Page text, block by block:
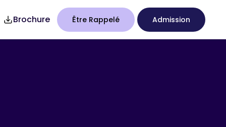
Brochure Être Rappelé Admission